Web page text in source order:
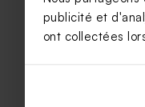
publicité et
ont collectées